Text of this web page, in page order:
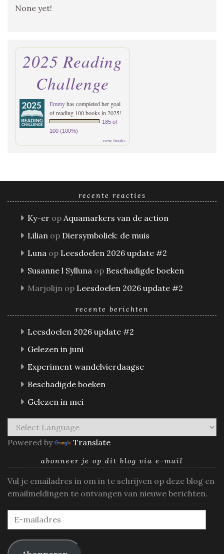
None yet!
2025 Reading
Challenge
Emmyhas completed her goal
of reading 100 books in 2025!
185 of
100 (100%)
view books
recente reacties
Ky-er op Aquamarkers van de action
Lilian op Diersymboliek: de muis
Luna op Leesdoelen 2026 update #2
Susanne l Sylluna op Beschadigde boeken
Marjolijn op Leesdoelen 2026 update #2
recente berichten
Leesdoelen 2026 update #2
Gelezen in juni
Experiment wandelvierdaagse
Beschadigde boeken
Gelezen in mei
Powered by Translate
abonneer je op dit blog via e-mail
Vul je emailadres in om in te schrijven op deze blog en
emailmeldingen te ontvangen van nieuwe berichten.
E-
mailadres